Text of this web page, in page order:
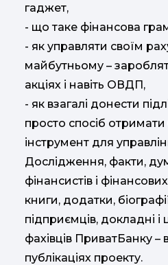
гаджет,
- що таке фінансова
- як управляти своїм
майбутньому –
акціях і навіть ОВДП,
- як взагалі донести
просто спосіб
інструмент для
Дослідження, факти,
фінансистів і
книги, додатки,
підприємців, докладні і
фахівців ПриватБанку –
публікаціях проекту.